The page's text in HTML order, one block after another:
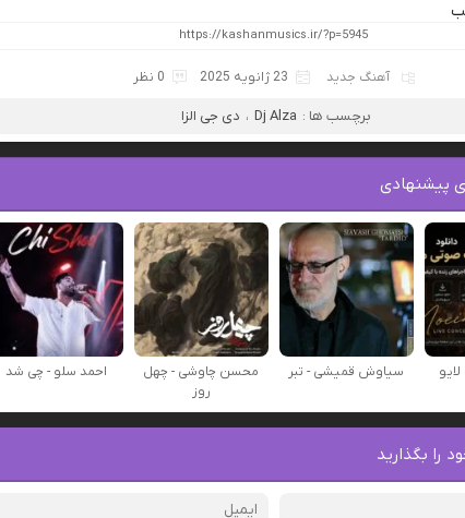
آهنگ جدید 23 ژانویه 2025 0 نظر
برچسب ها : Dj Alza ، دی جی الزا
پیشنهادی
سیاوش قمیشی - تبر
محسن چاوشی - چهل
روز
احمد سلو - چی شد
را بگذارید